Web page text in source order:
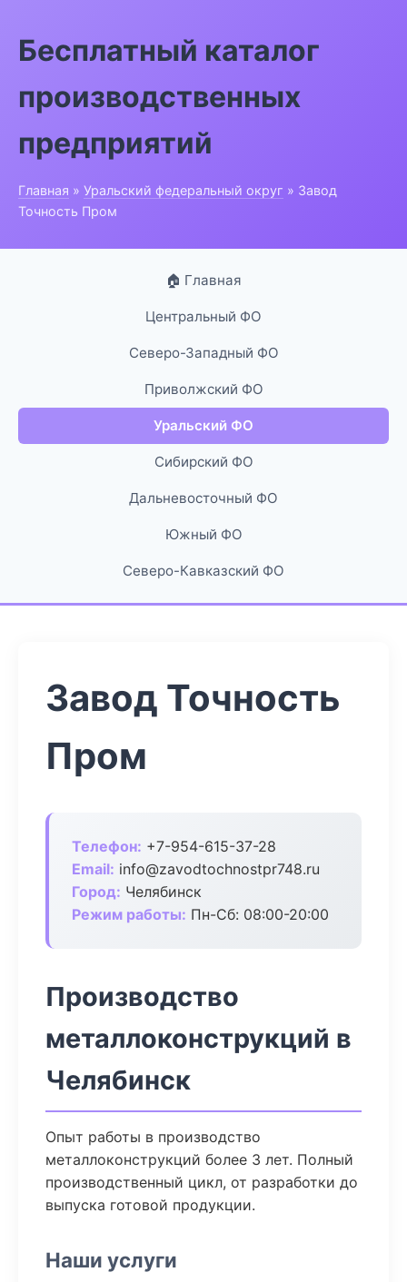
Бесплатный каталог
производственных
предприятий
Главная » Уральский федеральный округ » Завод
Точность Пром
🏠 Главная
Центральный ФО
Северо-Западный ФО
Приволжский ФО
Уральский ФО
Сибирский ФО
Дальневосточный ФО
Южный ФО
Северо-Кавказский ФО
Завод Точность
Пром
Телефон: +7-954-615-37-28
Email: info@zavodtochnostpr748.ru
Город: Челябинск
Режим работы: Пн-Сб: 08:00-20:00
Производство
металлоконструкций в
Челябинск
Опыт работы в производство
металлоконструкций более 3 лет. Полный
производственный цикл, от разработки до
выпуска готовой продукции.
Наши услуги